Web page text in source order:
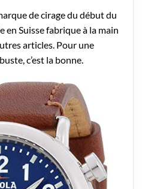
de cirage du début du
en Suisse fabrique à la main
articles. Pour une
c’est la bonne.